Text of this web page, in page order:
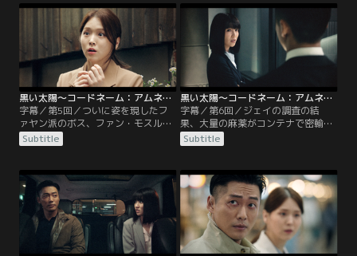
通させているファヤン派の情報が入
る。1年前のジヒョクの任務も、こ
のファヤン派がらみだった。組織の
ナンバー2チャン・グァンチョルが
韓国に入国したことを知ったハチー
ム長は……。
ぶ。グァンチョルの運転手をしてい
た男に、何か思い出したら連絡をく
れと自分の連絡先を教えるジヒョ
ク。警察署を後にするが、その頃フ
ァヤン派が大挙して警察署を襲い署
は大混乱となる。
黒い太陽～コードネーム：アムネシア～ 第05話／字幕
字幕／第5回／ついに姿を現したフ
ァヤン派のボス、ファン・モスル。
ジヒョクは監視カメラの映像から、
瀋陽での情報提供者チュンギルがフ
る。1人で調査を続けるため、ト次
長に1週間の休暇を申請するジヒョ
ク。ト次長はジヒョクの意図を知り
ながら許可する。ジヒョクはジェイ
に、チュンギルの捜索に協力してく
れと頼む。
Subtitle
黒い太陽～コードネーム：アムネシア～ 第06話／字幕
字幕／第6回／ジェイの調査の結
果、大量の麻薬がコンテナで密輸さ
れることをつかむジヒョク。港でコ
ンテナを調べていたジヒョクはファ
拷問されるジヒョクは、ペク謀士と
呼ばれる謎の人物が背後にいること
を知る。飲み込んでいたGPSを吐き
だして壊すのを合図に、ジェイが慣
れない拳銃を手にホテルの部屋に突
入する……。
Subtitle